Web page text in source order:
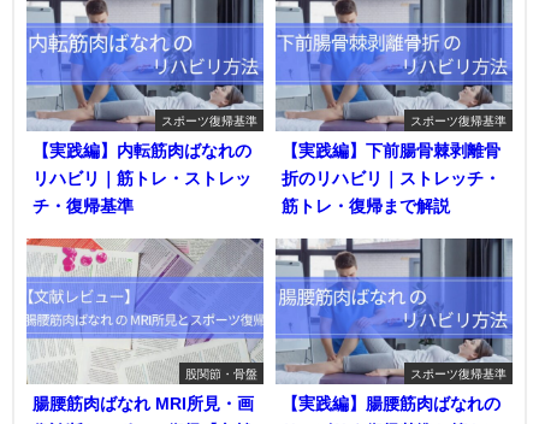
スポーツ復帰基準
【実践編】内転筋肉ばなれの
リハビリ｜筋トレ・ストレッ
チ・復帰基準
スポーツ復帰基準
【実践編】下前腸骨棘剥離骨
折のリハビリ｜ストレッチ・
筋トレ・復帰まで解説
股関節・骨盤
腸腰筋肉ばなれ MRI所見・画
スポーツ復帰基準
【実践編】腸腰筋肉ばなれの